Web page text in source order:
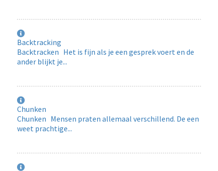
Backtracking
Backtracken Het is fijn als je een gesprek voert en de
ander blijkt je...
Chunken
Chunken Mensen praten allemaal verschillend. De een
weet prachtige...